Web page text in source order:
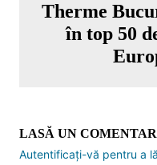
Therme
în top 50
LASĂ UN
Autentificați-vă pentru a